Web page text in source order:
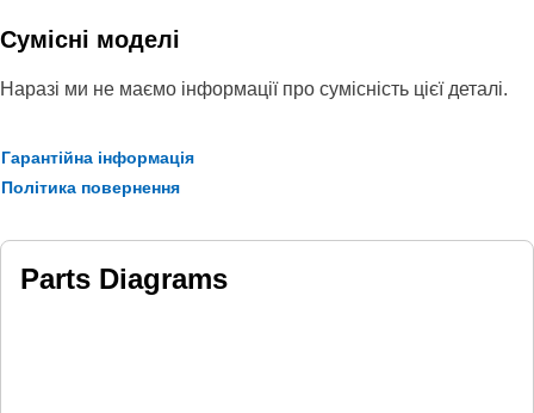
Сумісні моделі
Наразі ми не маємо інформації про сумісність цієї деталі.
Гарантійна інформація
Політика повернення
Parts Diagrams